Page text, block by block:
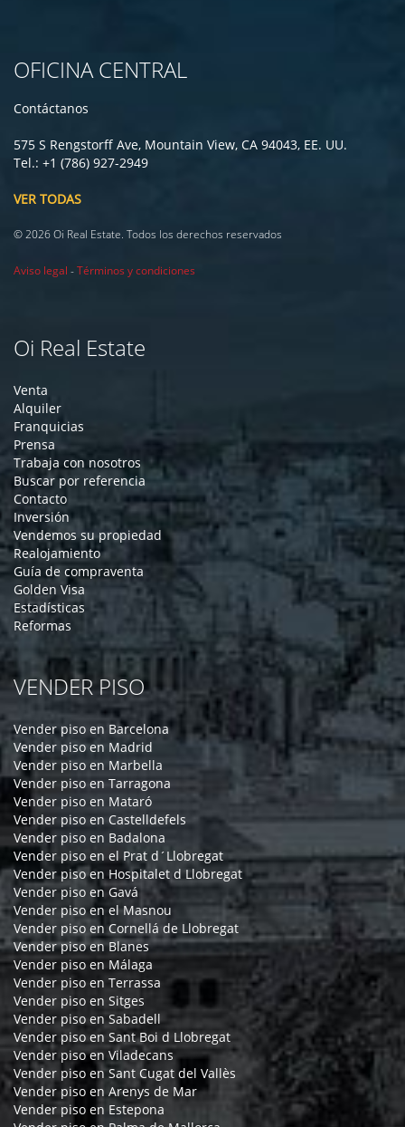
OFICINA CENTRAL
Contáctanos
575 S Rengstorff Ave, Mountain View, CA 94043, EE. UU.
Tel.: +1 (786) 927-2949
VER TODAS
© 2026 Oi Real Estate. Todos los derechos reservados
Aviso legal -Términos y condiciones
Oi Real Estate
Venta
Alquiler
Franquicias
Prensa
Trabaja con nosotros
Buscar por referencia
Contacto
Inversión
Vendemos su propiedad
Realojamiento
Guía de compraventa
Golden Visa
Estadísticas
Reformas
VENDER PISO
Vender piso en Barcelona
Vender piso en Madrid
Vender piso en Marbella
Vender piso en Tarragona
Vender piso en Mataró
Vender piso en Castelldefels
Vender piso en Badalona
Vender piso en el Prat d´Llobregat
Vender piso en Hospitalet d Llobregat
Vender piso en Gavá
Vender piso en el Masnou
Vender piso en Cornellá de Llobregat
Vender piso en Blanes
Vender piso en Málaga
Vender piso en Terrassa
Vender piso en Sitges
Vender piso en Sabadell
Vender piso en Sant Boi d Llobregat
Vender piso en Viladecans
Vender piso en Sant Cugat del Vallès
Vender piso en Arenys de Mar
Vender piso en Estepona